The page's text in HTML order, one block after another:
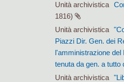
Unità archivistica
1816)
Unità archivistica
Piazzi Dir. Gen. dei
l'amministrazione del
tenuta da gen. a tutto
Unità archivistica